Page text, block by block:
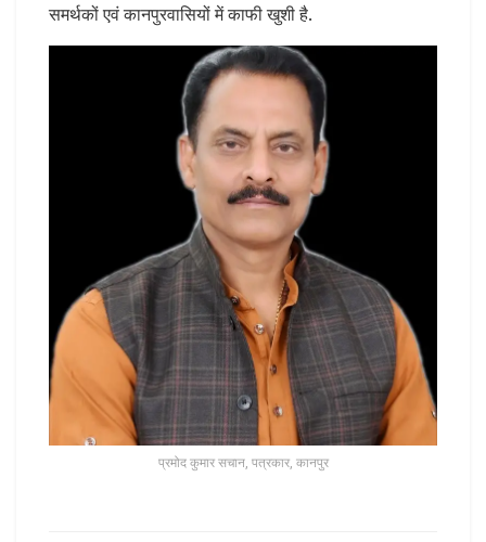
समर्थकों एवं कानपुरवासियों में काफी खुशी है.
प्रमोद कुमार सचान, पत्रकार, कानपुर